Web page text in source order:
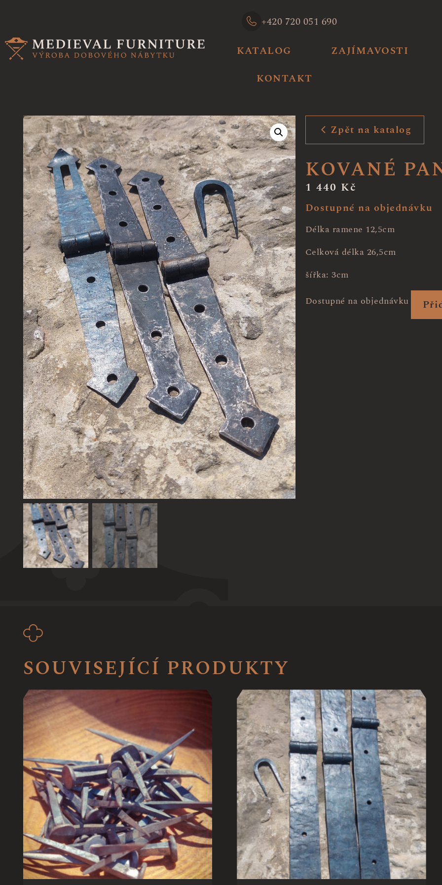
+420 720 051 690
KATALOG
ZAJÍMAVOSTI
KONTAKT
Zpět na katalog
KOVANÉ
1 440 Kč
Dostupné na objednávku
Délka ramene 12,5cm
Celková délka 26,5cm
šířka: 3cm
Dostupné na objednávku
SOUVISEJÍCÍ PRODUKTY